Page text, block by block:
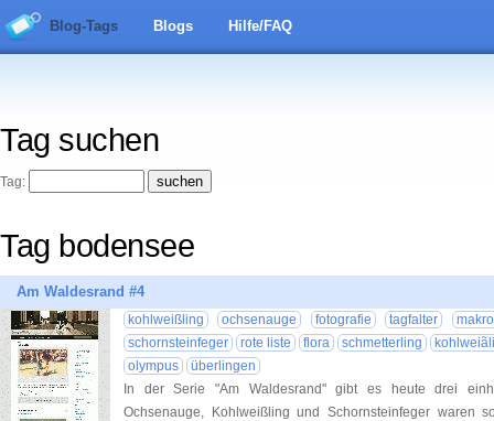
Blog-Tags Blogs Hilfe/FAQ
Tag suchen
Tag:
Tag bodensee
Am Waldesrand #4
kohlweißling ochsenauge fotografie tagfalter
schornsteinfeger
rote liste flora schmetterling
olympus
überlingen
In der Serie "Am Waldesrand" gibt es heute drei
Ochsenauge, Kohlweißling und Schornsteinfeger waren